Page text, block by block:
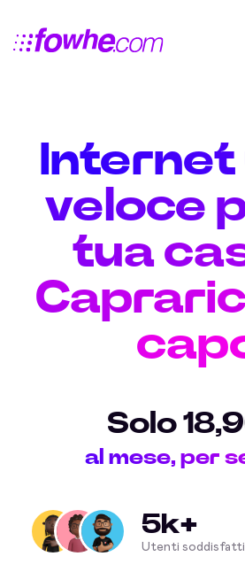
veloce
tua
Solo
al mese, per
5k+
Utenti soddisfatti